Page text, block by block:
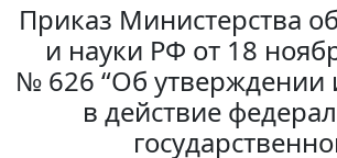
Приказ Министерства
и науки РФ от 18
№ 626 “Об утверждении
в действие